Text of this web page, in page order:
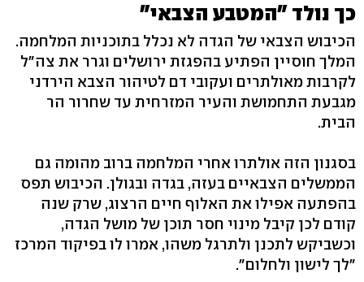
כך נולד "המטבע הצבאי"
הכיבוש הצבאי של הגדה לא נכלל בתוכניות המלחמה.
המלך חוסיין הפתיע בהפגזת ירושלים וגרר את צה"ל
לקרבות מאולתרים ועקובי דם לטיהור הצבא הירדני
מגבעת התחמושת והעיר המזרחית עד שחרור הר
הבית.
בסגנון הזה אולתרו אחרי המלחמה ברוב מהומה גם
הממשלים הצבאיים בעזה, בגדה ובגולן. הכיבוש תפס
בהפתעה אפילו את האלוף חיים הרצוג, שרק שנה
קודם לכן קיבל מינוי חסר תוכן של מושל הגדה,
וכשביקש לתכנן ולתרגל משהו, אמרו לו בפיקוד המרכז
"לך לישון ולחלום".